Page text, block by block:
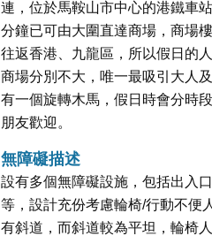
連，位於馬鞍山市中心的港鐵車
分鐘已可由大圍直達商場，商場
往返香港、九龍區，所以假日的
商場分別不大，唯一最吸引大人
有一個旋轉木馬，假日時會分時
朋友歡迎。
無障礙描述
設有多個無障礙設施，包括出入
等，設計充份考慮輪椅/行動不便
有斜道，而斜道較為平坦，輪椅